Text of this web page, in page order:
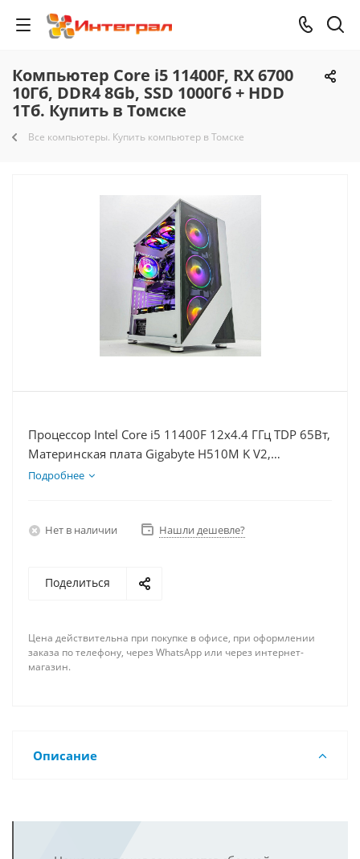
Компьютер Core i5 11400F, RX 6700
10Гб, DDR4 8Gb, SSD 1000Гб + HDD
1Тб. Купить в Томске
Все компьютеры. Купить компьютер в Томске
Процессор Intel Core i5 11400F 12x4.4 ГГц TDP 65Вт,
Материнская плата Gigabyte H510M K V2,
Видеокарта RX 6700 10Гб, Память DDR4 8Gb,
Подробнее
Нет в наличии Нашли дешевле?
Поделиться
Цена действительна при покупке в офисе, при оформлении
заказа по телефону, через WhatsApp или через интернет-
магазин.
Описание